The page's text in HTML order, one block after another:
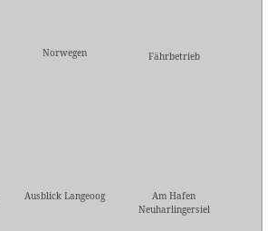
Norwegen Fährbetrieb
Ausblick Langeoog
Am Hafen
Neuharlingersiel